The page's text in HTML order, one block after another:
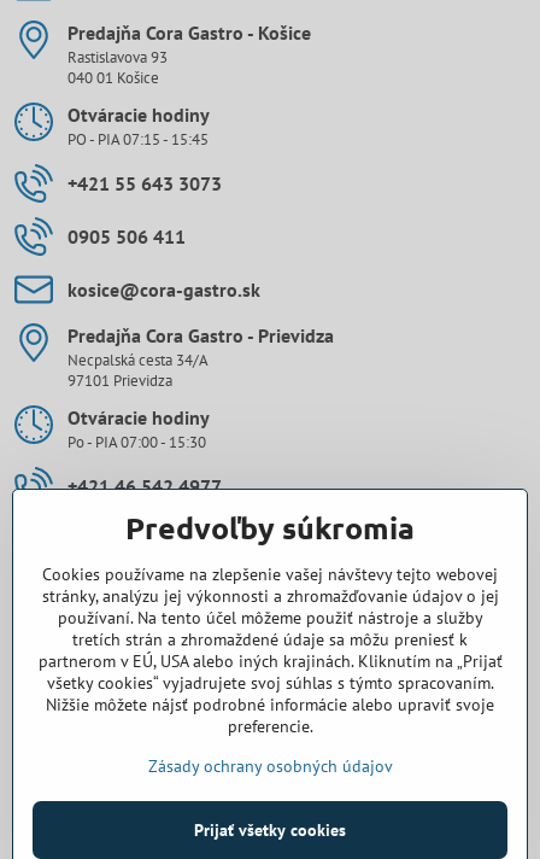
Predajňa Cora Gastro - Košice
Rastislavova 93
040 01 Košice
Otváracie hodiny
PO - PIA 07:15 - 15:45
+421 55 643 3073
0905 506 411
kosice​@cora-gastro​.sk
Predajňa Cora Gastro - Prievidza
Necpalská cesta 34/A
97101 Prievidza
Otváracie hodiny
Po - PIA 07:00 - 15:30
+421 46 542 4977
0907 971 896
prievidza​@cora-gastro​.sk
Obchodné zastúpenie Cora Gastro - Bratislava
0918 345 325
©2026Copyright
Predvoľby súkromia
Cookies používame na zlepšenie vašej návštevy tejto webovej
stránky, analýzu jej výkonnosti a zhromažďovanie údajov o jej
používaní. Na tento účel môžeme použiť nástroje a služby
tretích strán a zhromaždené údaje sa môžu preniesť k
partnerom v EÚ, USA alebo iných krajinách. Kliknutím na „Prijať
všetky cookies“ vyjadrujete svoj súhlas s týmto spracovaním.
Nižšie môžete nájsť podrobné informácie alebo upraviť svoje
preferencie.
Zásady ochrany osobných údajov
Prijať všetky cookies